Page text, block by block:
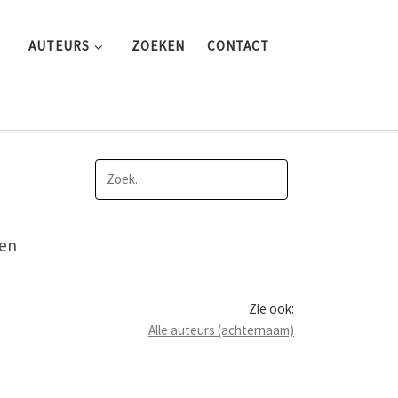
AUTEURS ZOEKEN CONTACT
Zie ook:
Alle auteurs (achternaam)